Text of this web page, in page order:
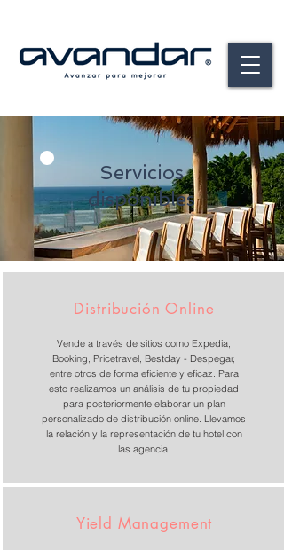
Servicios
disponibles
Distribución Online
Vende a través de sitios como Expedia,
Booking, Pricetravel, Bestday - Despegar,
entre otros de forma eficiente y eficaz. Para
esto realizamos un análisis de tu propiedad
para posteriormente elaborar un plan
personalizado de distribución online. Llevamos
la relación y la representación de tu hotel con
las agencia.
Yield Management